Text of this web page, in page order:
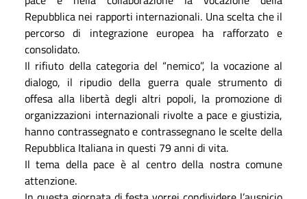
Repubblica nei rapporti internazionali. Una scelta che il
percorso di integrazione europea ha rafforzato e
consolidato.
Il rifiuto della categoria del “nemico”, la vocazione al
dialogo, il ripudio della guerra quale strumento di
offesa alla libertà degli altri popoli, la promozione di
organizzazioni internazionali rivolte a pace e giustizia,
hanno contrassegnato e contrassegnano le scelte della
Repubblica Italiana in questi 79 anni di vita.
Il tema della pace è al centro della nostra comune
attenzione.